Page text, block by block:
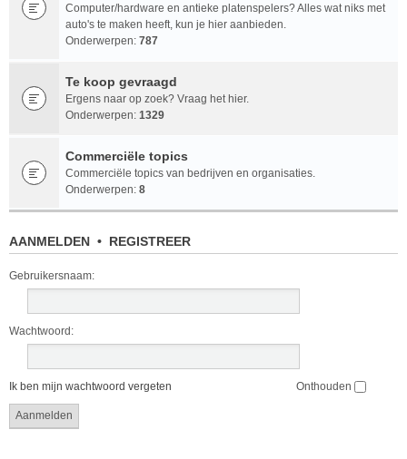
Computer/hardware en antieke platenspelers? Alles wat niks met
auto's te maken heeft, kun je hier aanbieden.
Onderwerpen: 787
Te koop gevraagd
Ergens naar op zoek? Vraag het hier.
Onderwerpen: 1329
Commerciële topics
Commerciële topics van bedrijven en organisaties.
Onderwerpen: 8
AANMELDEN • REGISTREER
Gebruikersnaam:
Wachtwoord:
Ik ben mijn wachtwoord vergeten Onthouden